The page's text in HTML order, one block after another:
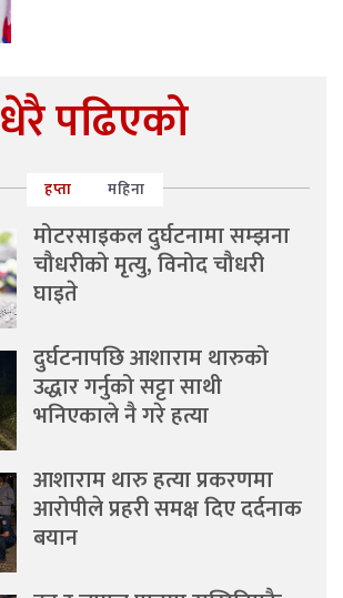
धेरै पढिएको
हप्ता महिना
मोटरसाइकल दुर्घटनामा सम्झना
चौधरीको मृत्यु, विनोद चौधरी
घाइते
दुर्घटनापछि आशाराम थारुको
उद्धार गर्नुको सट्टा साथी
भनिएकाले नै गरे हत्या
आशाराम थारु हत्या प्रकरणमा
आरोपीले प्रहरी समक्ष दिए दर्दनाक
बयान